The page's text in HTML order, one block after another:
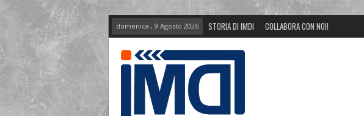
domenica , 9 Agosto 2026 STORIA DI IMDI COLLABORA CON NOI!